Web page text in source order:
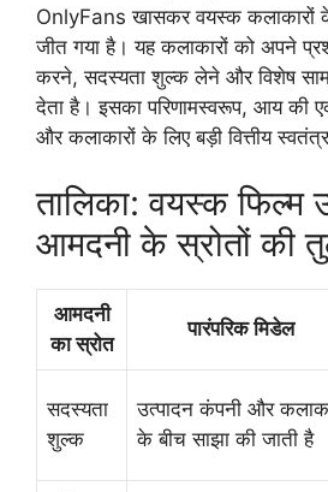
OnlyFans खासकर वयस्क कलाकारों के
जीत गया है। यह कलाकारों को अपने
करने, सदस्यता शुल्क लेने और विशेष
देता है। इसका परिणामस्वरूप, आय की
और कलाकारों के लिए बड़ी वित्तीय
तालिका: वयस्क फिल्म
आमदनी के स्रोतों की
आमदनी
का स्रोत
पारंपरिक मिडेल
सदस्यता
शुल्क
उत्पादन कंपनी और
के बीच साझा की जाती है